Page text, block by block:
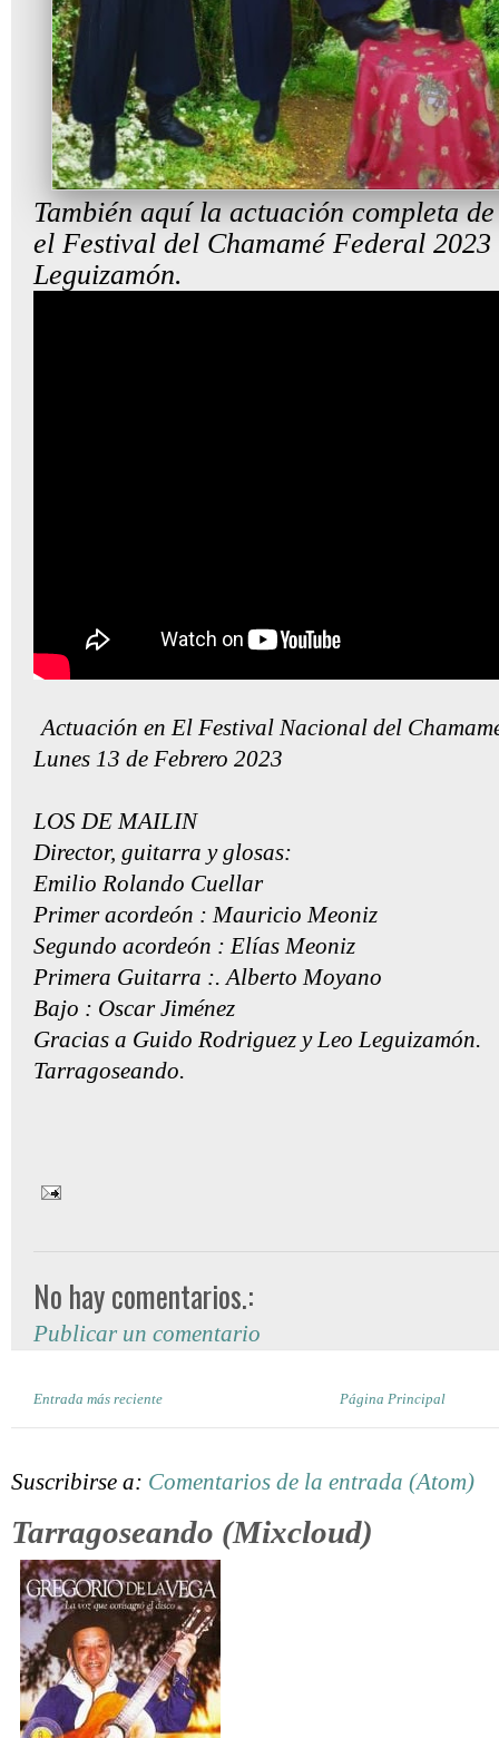
También aquí la actuación completa
el Festival del Chamamé Federal
Leguizamón.
Actuación en El Festival Nacional del
Lunes 13 de Febrero 2023
LOS DE MAILIN
Director, guitarra y glosas:
Emilio Rolando Cuellar
Primer acordeón : Mauricio Meoniz
Segundo acordeón : Elías Meoniz
Primera Guitarra :. Alberto Moyano
Bajo : Oscar Jiménez
Gracias a Guido Rodriguez y Leo Leguizamón.
Tarragoseando.
No hay comentarios.:
Publicar un comentario
Entrada más reciente Página Principal
Suscribirse a: Comentarios de la entrada (Atom)
Tarragoseando (Mixcloud)